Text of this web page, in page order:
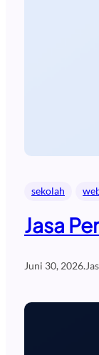
sekolah
Jasa
Juni 30, 2026.